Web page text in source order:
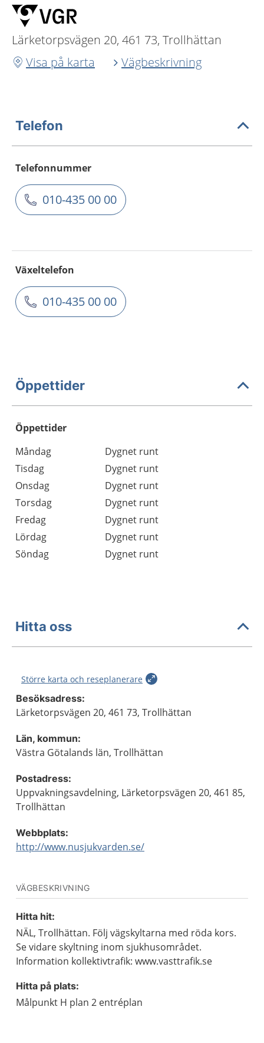
Lärketorpsvägen 20, 461 73, Trollhättan
Visa på karta
Vägbeskrivning
Telefon
Telefonnummer
010-435 00 00
Växeltelefon
010-435 00 00
Öppettider
Öppettider
Dag
Öppettider
Kommentarer
Måndag
Dygnet runt
Tisdag
Dygnet runt
Onsdag
Dygnet runt
Torsdag
Dygnet runt
Fredag
Dygnet runt
Lördag
Dygnet runt
Söndag
Dygnet runt
Hitta oss
Större karta och reseplanerare
Besöksadress:
Lärketorpsvägen 20, 461 73, Trollhättan
Län, kommun:
Västra Götalands län, Trollhättan
Postadress:
Uppvakningsavdelning, Lärketorpsvägen 20, 461 85,
Trollhättan
Webbplats:
http://www.nusjukvarden.se/
VÄGBESKRIVNING
Hitta hit:
NÄL, Trollhättan. Följ vägskyltarna med röda kors.
Se vidare skyltning inom sjukhusområdet.
Information kollektivtrafik: www.vasttrafik.se
Hitta på plats:
Målpunkt H plan 2 entréplan